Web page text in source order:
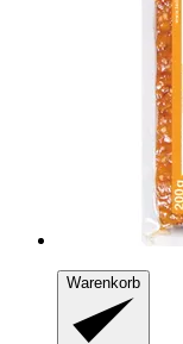
Warenkorb